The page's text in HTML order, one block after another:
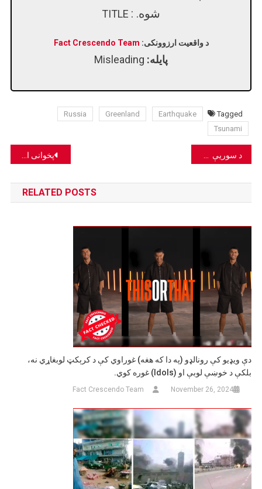
شوه. :
د واقعیت ارزوونکی: Fact Crescendo Team
پایله:
Tagged
Earthquake
Greenland
Russia
Tsunami
Post
navigation
پخوانی انځور په جنوبي وزیرستان کې د پاکستاني پوځي اډې باندې د وروستي برید په توګه په جعلي ډول شریک شوی.
RELATED POSTS
دې ویډیو کې رونالډو (په دا که هغه) غوراوي کې د کرېکټ لوبغاړي نه،
بلکې د خوښې لوبې او (Idols) غوره کوي.
November 26, 2024
Fact Crescendo Team